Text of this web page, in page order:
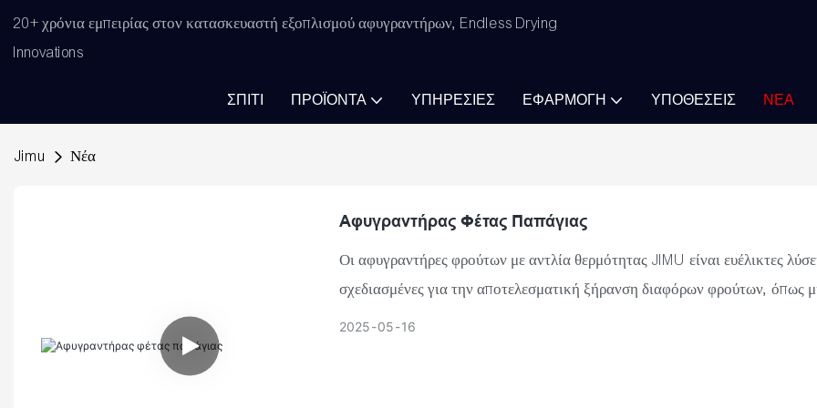
20+ χρόνια εμπειρίας στον κατασκευαστή εξοπλισμού αφυγραντήρων, Endless Drying
Innovations
ΣΠΊΤΙ ΠΡΟΪΌΝΤΑ ΥΠΗΡΕΣΊΕΣ ΕΦΑΡΜΟΓΉ ΥΠΟΘΈΣΕΙΣ ΝΈΑ
Jimu Νέα
Αφυγραντήρας Φέτας Παπάγιας
Οι αφυγραντήρες φρούτων με αντλία θερμότητας JIMU είναι ευέλικτες
σχεδιασμένες για την αποτελεσματική ξήρανση διαφόρων φρούτων, όπως
μάνγκο, μπανάνες, σύκα, βερίκοκα, μύρτιλλα και άλλα. Το σύστημα
2025 05 16